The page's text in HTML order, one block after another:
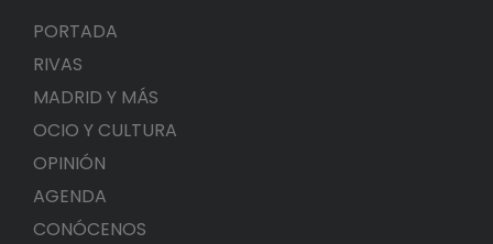
PORTADA
RIVAS
MADRID Y MÁS
OCIO Y CULTURA
OPINIÓN
AGENDA
CONÓCENOS